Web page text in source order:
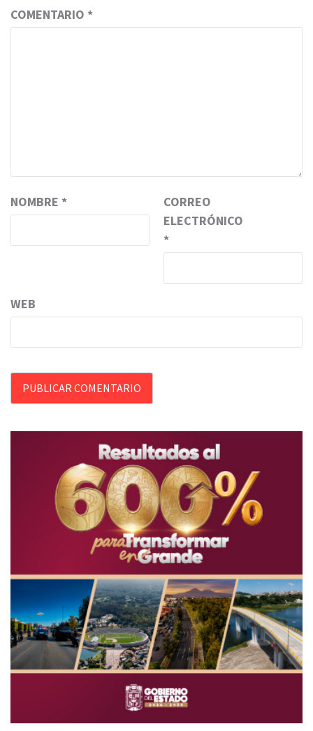
COMENTARIO *
NOMBRE *
CORREO
ELECTRÓNICO
*
WEB